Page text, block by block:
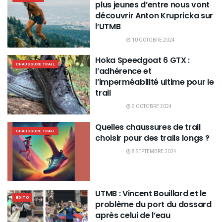
plus jeunes d’entre nous vont
découvrir Anton Krupricka sur
l’UTMB
10 OCTOBRE 2024
CHAUSSURE TRAIL
Hoka Speedgoat 6 GTX :
l’adhérence et
l’imperméabilité ultime pour le
trail
9 OCTOBRE 2024
CHAUSSURE TRAIL
Quelles chaussures de trail
choisir pour des trails longs ?
8 SEPTEMBRE 2024
EDITO
UTMB : Vincent Bouillard et le
problème du port du dossard
après celui de l’eau